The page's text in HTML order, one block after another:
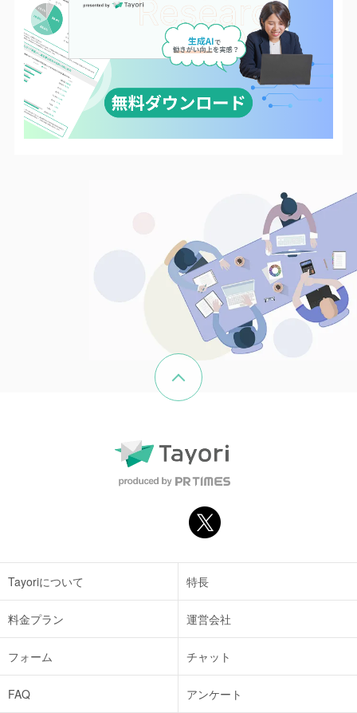
Tayoriについて 特長
料金プラン 運営会社
フォーム チャット
FAQ アンケート